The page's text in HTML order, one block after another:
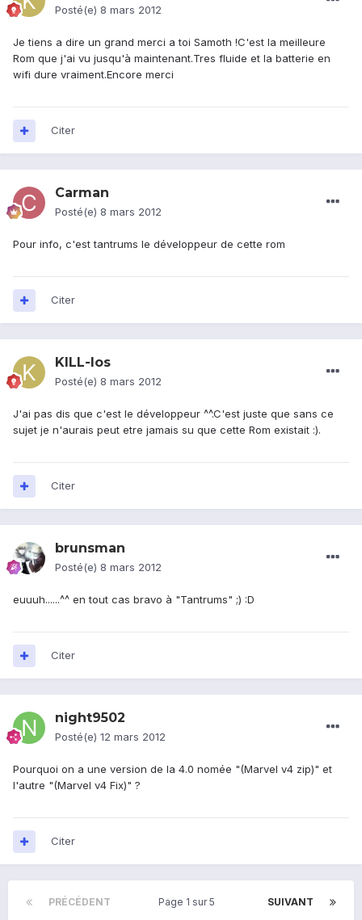
Posté(e) 8 mars 2012
Je tiens a dire un grand merci a toi Samoth !C'est la meilleure
Rom que j'ai vu jusqu'à maintenant.Tres fluide et la batterie en
wifi dure vraiment.Encore merci
Citer
Carman
Posté(e) 8 mars 2012
Pour info, c'est tantrums le développeur de cette rom
Citer
KILL-Ios
Posté(e) 8 mars 2012
J'ai pas dis que c'est le développeur ^^.C'est juste que sans ce
sujet je n'aurais peut etre jamais su que cette Rom existait :).
Citer
brunsman
Posté(e) 8 mars 2012
euuuh......^^ en tout cas bravo à "Tantrums" ;) :D
Citer
night9502
Posté(e) 12 mars 2012
Pourquoi on a une version de la 4.0 nomée "(Marvel v4 zip)" et
l'autre "(Marvel v4 Fix)" ?
Citer
PRÉCÉDENT SUIVANT
Page 1 sur 5